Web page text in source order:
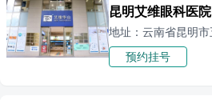
昆明艾维眼科医院
预约挂号